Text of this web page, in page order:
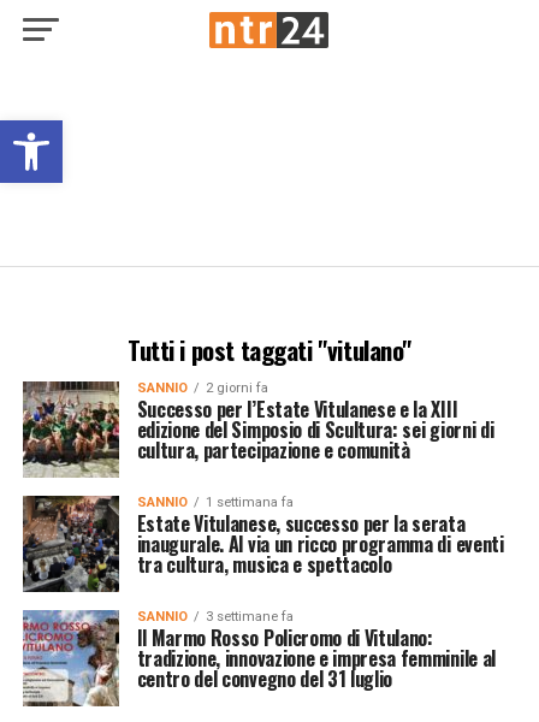
Open toolbar
Tutti i post taggati "vitulano"
SANNIO 2 giorni fa
Successo per l’Estate Vitulanese e la XIII
edizione del Simposio di Scultura: sei giorni di
cultura, partecipazione e comunità
SANNIO 1 settimana fa
Estate Vitulanese, successo per la serata
inaugurale. Al via un ricco programma di eventi
tra cultura, musica e spettacolo
SANNIO 3 settimane fa
Il Marmo Rosso Policromo di Vitulano:
tradizione, innovazione e impresa femminile al
centro del convegno del 31 luglio